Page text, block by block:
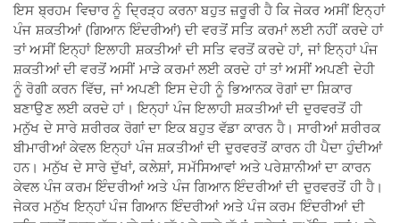
ਇਸ ਬ੍ਰਹਮ ਵਿਚਾਰ ਨੂੰ ਦ੍ਰਿੜ੍ਹ ਕਰਨਾ ਬਹੁਤ ਜ਼ਰੂਰੀ ਹੈ ਕਿ ਜੇਕਰ ਅਸੀਂ ਇਨ੍ਹਾਂ
ਪੰਜ ਸ਼ਕਤੀਆਂ (ਗਿਆਨ ਇੰਦਰੀਆਂ) ਦੀ ਵਰਤੋਂ ਸਤਿ ਕਰਮਾਂ ਲਈ ਨਹੀਂ ਕਰਦੇ ਹਾਂ
ਤਾਂ ਅਸੀਂ ਇਨ੍ਹਾਂ ਇਲਾਹੀ ਸ਼ਕਤੀਆਂ ਦੀ ਸਤਿ ਵਰਤੋਂ ਕਰਦੇ ਹਾਂ, ਜਾਂ ਇਨ੍ਹਾਂ ਪੰਜ
ਸ਼ਕਤੀਆਂ ਦੀ ਵਰਤੋਂ ਅਸੀਂ ਮਾੜੇ ਕਰਮਾਂ ਲਈ ਕਰਦੇ ਹਾਂ ਤਾਂ ਅਸੀਂ ਅਪਣੀ ਦੇਹੀ
ਨੂੰ ਰੋਗੀ ਕਰਨ ਵਿੱਚ, ਜਾਂ ਅਪਣੀ ਇਸ ਦੇਹੀ ਨੂੰ ਭਿਆਨਕ ਰੋਗਾਂ ਦਾ ਸ਼ਿਕਾਰ
ਬਣਾਉਣ ਲਈ ਕਰਦੇ ਹਾਂ। ਇਨ੍ਹਾਂ ਪੰਜ ਇਲਾਹੀ ਸ਼ਕਤੀਆਂ ਦੀ ਦੁਰਵਰਤੋਂ ਹੀ
ਮਨੁੱਖ ਦੇ ਸਾਰੇ ਸ਼ਰੀਰਕ ਰੋਗਾਂ ਦਾ ਇਕ ਬਹੁਤ ਵੱਡਾ ਕਾਰਨ ਹੈ। ਸਾਰੀਆਂ ਸ਼ਰੀਰਕ
ਬੀਮਾਰੀਆਂ ਕੇਵਲ ਇਨ੍ਹਾਂ ਪੰਜ ਸ਼ਕਤੀਆਂ ਦੀ ਦੁਰਵਰਤੋਂ ਕਾਰਨ ਹੀ ਪੈਦਾ ਹੁੰਦੀਆਂ
ਹਨ। ਮਨੁੱਖ ਦੇ ਸਾਰੇ ਦੁੱਖਾਂ, ਕਲੇਸ਼ਾਂ, ਸਮੱਸਿਆਵਾਂ ਅਤੇ ਪਰੇਸ਼ਾਨੀਆਂ ਦਾ ਕਾਰਨ
ਕੇਵਲ ਪੰਜ ਕਰਮ ਇੰਦਰੀਆਂ ਅਤੇ ਪੰਜ ਗਿਆਨ ਇੰਦਰੀਆਂ ਦੀ ਦੁਰਵਰਤੋਂ ਹੀ ਹੈ।
ਜੇਕਰ ਮਨੁੱਖ ਇਨ੍ਹਾਂ ਪੰਜ ਗਿਆਨ ਇੰਦਰੀਆਂ ਅਤੇ ਪੰਜ ਕਰਮ ਇੰਦਰੀਆਂ ਦੀ